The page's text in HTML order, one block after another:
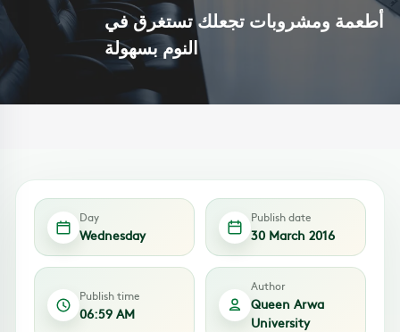
أطعمة ومشروبات تجعلك تستغرق في
النوم بسهولة
Day
Wednesday
Publish date
30 March 2016
Publish time
06:59 AM
Author
Queen Arwa
University